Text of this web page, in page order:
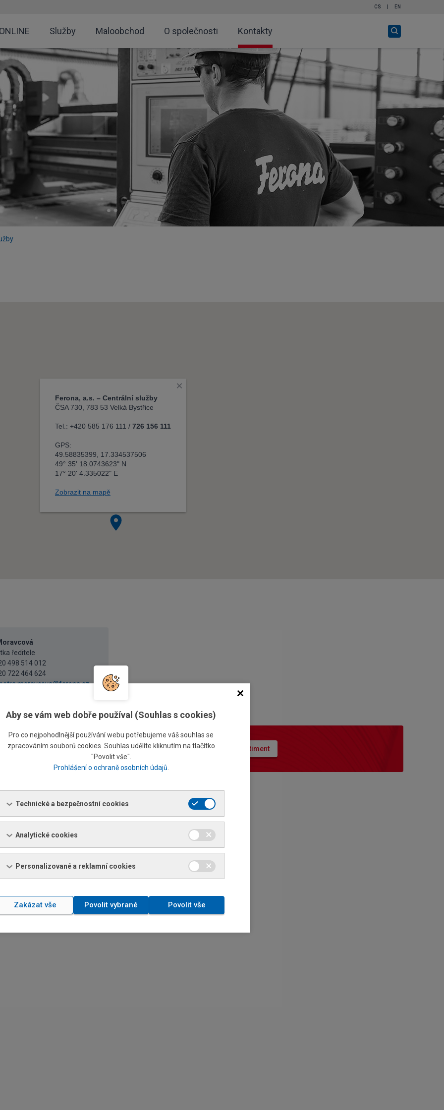
CS EN
Služby Maloobchod O společnosti Kontakty
vyhledávání
ředitele
498 514 012
722 464 624
si cenovou nabídku online
vytvořte poptávku pohodlně online
Prohlédnout sortiment
Aby se vám web dobře používal (Souhlas s cookies)
Pro co nejpohodlnější používání webu potřebujeme váš souhlas se
zpracováním souborů cookies. Souhlas udělíte kliknutím na tlačítko
"Povolit vše".
Prohlášení o ochraně osobních údajů
Technické a bezpečnostní cookies
Analytické cookies
Personalizované a reklamní cookies
Povolit vše
Zakázat vše Povolit vybrané